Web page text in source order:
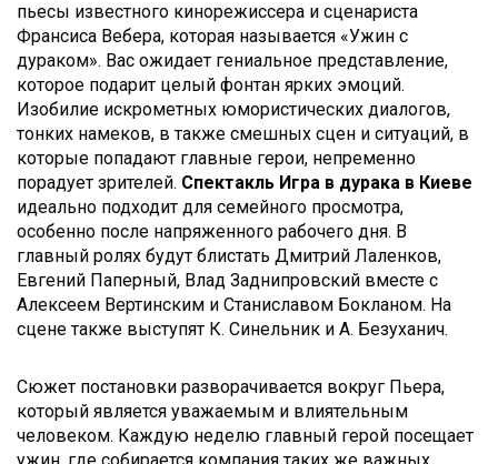
пьесы известного кинорежиссера и сценариста
Франсиса Вебера, которая называется «Ужин с
дураком». Вас ожидает гениальное представление,
которое подарит целый фонтан ярких эмоций.
Изобилие искрометных юмористических диалогов,
тонких намеков, в также смешных сцен и ситуаций, в
которые попадают главные герои, непременно
порадует зрителей. Спектакль Игра в дурака в Киеве
идеально подходит для семейного просмотра,
особенно после напряженного рабочего дня. В
главный ролях будут блистать Дмитрий Лаленков,
Евгений Паперный, Влад Заднипровский вместе с
Алексеем Вертинским и Станиславом Бокланом. На
сцене также выступят К. Синельник и А. Безуханич.
Сюжет постановки разворачивается вокруг Пьера,
который является уважаемым и влиятельным
человеком. Каждую неделю главный герой посещает